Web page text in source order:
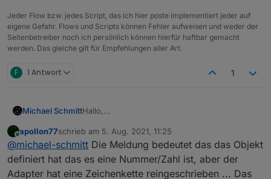
Jeder Flow bzw. jedes Script, das ich hier poste implementiert jeder auf
eigene Gefahr. Flows und Scripts können Fehler aufweisen und weder der
Seitenbetreiber noch ich persönlich können hierfür haftbar gemacht
werden. Das gleiche gilt für Empfehlungen aller Art.
F 1 Antwort 1
Michael SchmittHallo,
Offline
apollon77schrieb am 5. Aug. 2021, 11:25
zuletzt editiert von
@michael-schmitt Die Meldung bedeutet das das Objekt
definiert hat das es eine Nummer/Zahl ist, aber der
Adapter hat eine Zeichenkette reingeschrieben ... Das